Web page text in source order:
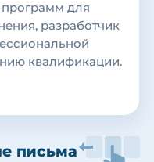
программ для
разработчик
квалификации.
письма